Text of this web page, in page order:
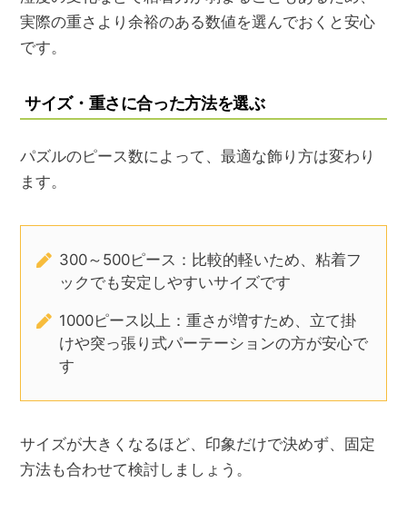
実際の重さより余裕のある数値を選んでおくと安心
です。
サイズ・重さに合った方法を選ぶ
パズルのピース数によって、最適な飾り方は変わり
ます。
300～500ピース：比較的軽いため、粘着フ
ックでも安定しやすいサイズです
1000ピース以上：重さが増すため、立て掛
けや突っ張り式パーテーションの方が安心で
す
サイズが大きくなるほど、印象だけで決めず、固定
方法も合わせて検討しましょう。